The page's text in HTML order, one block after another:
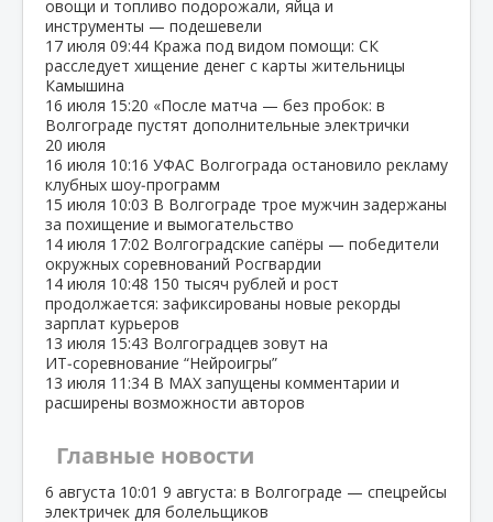
овощи и топливо подорожали, яйца и
инструменты — подешевели
17 июля 09:44 Кража под видом помощи: СК
расследует хищение денег с карты жительницы
Камышина
16 июля 15:20 «После матча — без пробок: в
Волгограде пустят дополнительные электрички
20 июля
16 июля 10:16 УФАС Волгограда остановило рекламу
клубных шоу‑программ
15 июля 10:03 В Волгограде трое мужчин задержаны
за похищение и вымогательство
14 июля 17:02 Волгоградские сапёры — победители
окружных соревнований Росгвардии
14 июля 10:48 150 тысяч рублей и рост
продолжается: зафиксированы новые рекорды
зарплат курьеров
13 июля 15:43 Волгоградцев зовут на
ИТ‑соревнование “Нейроигры”
13 июля 11:34 В МАХ запущены комментарии и
расширены возможности авторов
Главные новости
6 августа 10:01 9 августа: в Волгограде — спецрейсы
электричек для болельщиков